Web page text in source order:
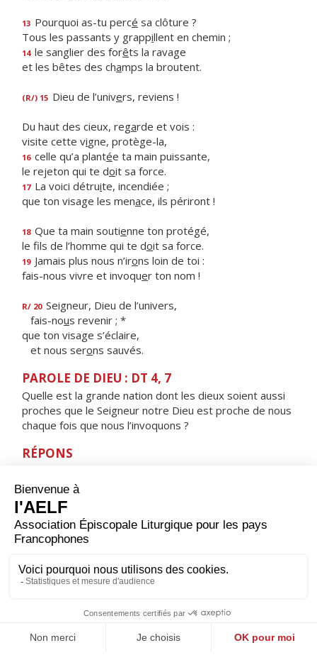
13 Pourquoi as-tu percé sa clôture ?
Tous les passants y grappillent en chemin ;
14 le sanglier des forêts la ravage
et les bêtes des champs la broutent.
(R/) 15 Dieu de l’univers, reviens !
Du haut des cieux, regarde et vois :
visite cette vigne, protège-la,
16 celle qu’a plantée ta main puissante,
le rejeton qui te doit sa force.
17 La voici détruite, incendiée ;
que ton visage les menace, ils périront !
18 Que ta main soutienne ton protégé,
le fils de l’homme qui te doit sa force.
19 Jamais plus nous n’irons loin de toi :
fais-nous vivre et invoquer ton nom !
R/ 20 Seigneur, Dieu de l’univers,
fais-nous revenir ; *
que ton visage s’éclaire,
et nous serons sauvés.
PAROLE DE DIEU : DT 4, 7
Quelle est la grande nation dont les dieux soient aussi
proches que le Seigneur notre Dieu est proche de nous
chaque fois que nous l’invoquons ?
RÉPONS
il écoute leur cri, il les sauve.
ORAISON
Dieu éternel et tout-puissant, en qui rien n’est sombre
ni obscur, communique ta lumière à nos cœurs : en
ta route d’un cœur léger. Par Jésus, le Christ, notre